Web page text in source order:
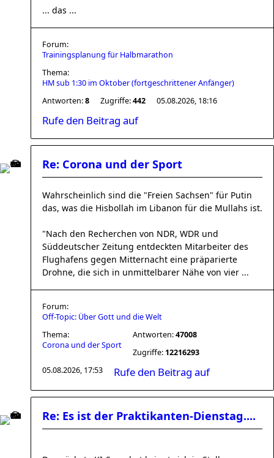
... das ...
Forum:
Trainingsplanung für Halbmarathon
Thema:
HM sub 1:30 im Oktober (fortgeschrittener Anfänger)
Antworten:8 Zugriffe:442 05.08.2026, 18:16
Rufe den Beitrag auf
Re: Corona und der Sport
Wahrscheinlich sind die "Freien Sachsen" für Putin
das, was die Hisbollah im Libanon für die Mullahs ist.
"Nach den Recherchen von NDR, WDR und
Süddeutscher Zeitung entdeckten Mitarbeiter des
Flughafens gegen Mitternacht eine präparierte
Drohne, die sich in unmittelbarer Nähe von vier ...
Forum:
Off-Topic: Über Gott und die Welt
Thema:
Corona und der Sport
Antworten:47008
Zugriffe: 12216293
05.08.2026, 17:53
Rufe den Beitrag auf
Re: Es ist der Praktikanten-Dienstag....